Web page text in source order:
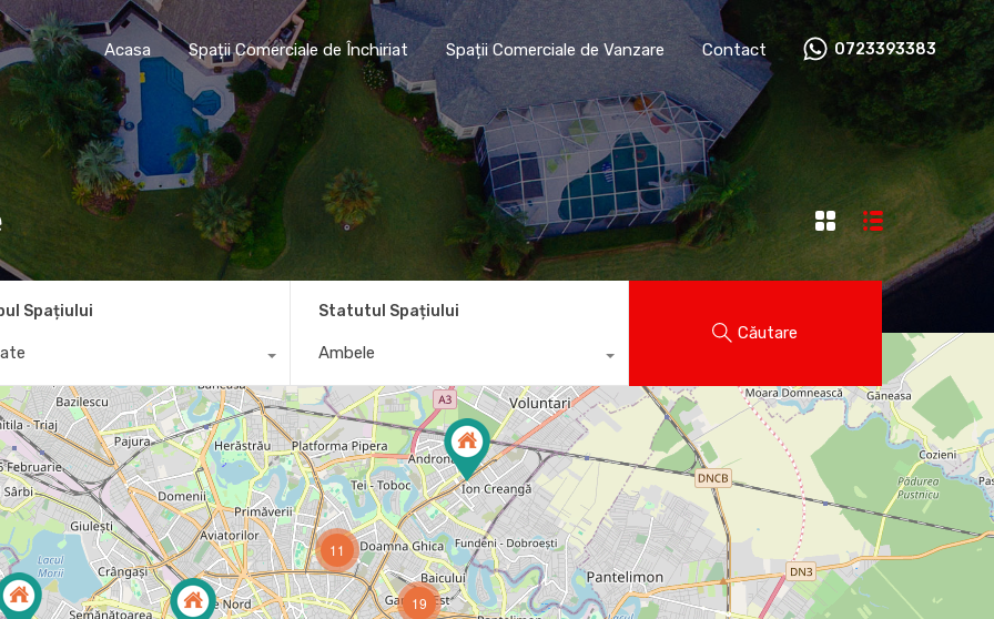
Acasa Spații Comerciale de Închiriat Spații Comerciale de Vanzare Contact 0723393383
Acasa Spații Comerciale de Închiriat Spații Comerciale de Vanzare Contact 0723393383
Spațiului Statutul Spațiului
Ambele
Căutare
11
19